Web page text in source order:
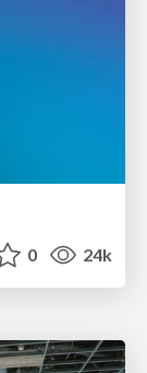
0 24k